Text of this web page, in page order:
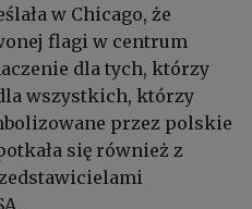
w Chicago, że
flagi w centrum
dla tych, którzy
wszystkich, którzy
przez polskie
się również z